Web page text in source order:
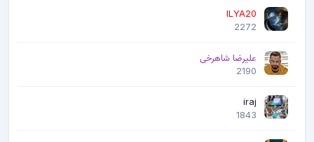
ILYA20
2272
علیرضا شاهرخی
2190
iraj
1843